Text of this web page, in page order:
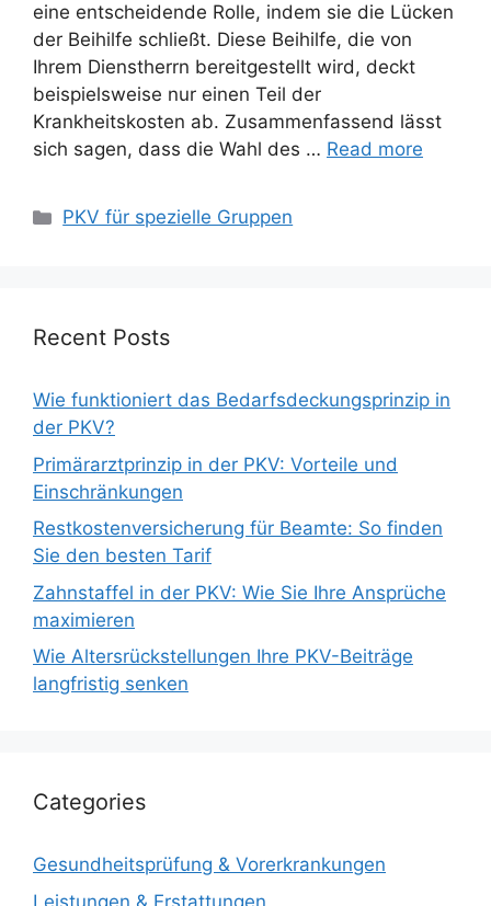
eine entscheidende Rolle, indem sie die Lücken
der Beihilfe schließt. Diese Beihilfe, die von
Ihrem Dienstherrn bereitgestellt wird, deckt
beispielsweise nur einen Teil der
Krankheitskosten ab. Zusammenfassend lässt
sich sagen, dass die Wahl des … Read more
Categories
PKV für spezielle Gruppen
Recent Posts
Wie funktioniert das Bedarfsdeckungsprinzip in
der PKV?
Primärarztprinzip in der PKV: Vorteile und
Einschränkungen
Restkostenversicherung für Beamte: So finden
Sie den besten Tarif
Zahnstaffel in der PKV: Wie Sie Ihre Ansprüche
maximieren
Wie Altersrückstellungen Ihre PKV-Beiträge
langfristig senken
Categories
Gesundheitsprüfung & Vorerkrankungen
Leistungen & Erstattungen